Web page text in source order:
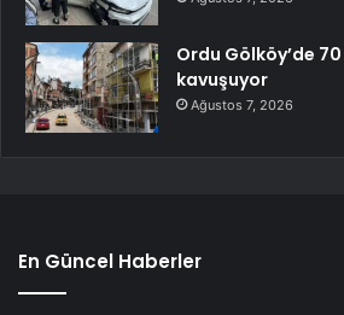
Ordu Gölköy’de
kavuşuyor
Ağustos 7, 2026
En Güncel Haberler